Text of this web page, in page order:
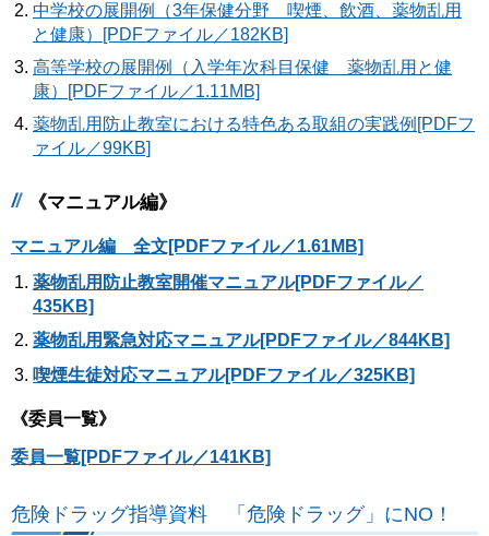
中学校の展開例（3年保健分野 喫煙、飲酒、薬物乱用
と健康）[PDFファイル／182KB]
高等学校の展開例（入学年次科目保健 薬物乱用と健
康）[PDFファイル／1.11MB]
薬物乱用防止教室における特色ある取組の実践例[PDFフ
ァイル／99KB]
《マニュアル編》
マニュアル編 全文[PDFファイル／1.61MB]
薬物乱用防止教室開催マニュアル[PDFファイル／
435KB]
薬物乱用緊急対応マニュアル[PDFファイル／844KB]
喫煙生徒対応マニュアル[PDFファイル／325KB]
《委員一覧》
委員一覧[PDFファイル／141KB]
危険ドラッグ指導資料 「危険ドラッグ」にNO！